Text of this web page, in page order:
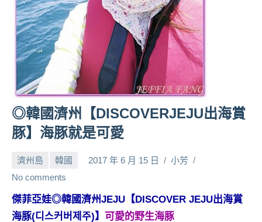
帶
路、
旅
遊
節
來
賓、
News
金
號
節
班
底、
◎韓國濟州【DISCOVERJEJU出海賞
豚】海豚就是可愛
濟州島 韓國 2017 年 6 月 15 日
小芳
No comments
傑菲亞娃◎韓國濟州JEJU【DISCOVER JEJU出海賞
海豚(디스커버제주)】
可愛的野生海豚